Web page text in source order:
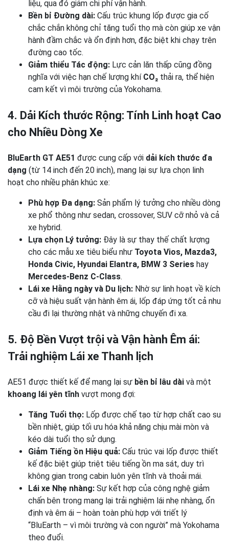
liệu, qua đó giảm chi phí vận hành.
Bền bỉ Đường dài: Cấu trúc khung lốp được gia cố
chắc chắn không chỉ tăng tuổi thọ mà còn giúp xe vận
hành đầm chắc và ổn định hơn, đặc biệt khi chạy trên
đường cao tốc.
Giảm thiểu Tác động: Lực cản lăn thấp cũng đồng
nghĩa với việc hạn chế lượng khí CO₂ thải ra, thể hiện
cam kết vì môi trường của Yokohama.
4. Dải Kích thước Rộng: Tính Linh hoạt Cao
cho Nhiều Dòng Xe
BluEarth GT AE51 được cung cấp với dải kích thước đa
dạng (từ 14 inch đến 20 inch), mang lại sự lựa chọn linh
hoạt cho nhiều phân khúc xe:
Phù hợp Đa dạng: Sản phẩm lý tưởng cho nhiều dòng
xe phổ thông như sedan, crossover, SUV cỡ nhỏ và cả
xe hybrid.
Lựa chọn Lý tưởng: Đây là sự thay thế chất lượng
cho các mẫu xe tiêu biểu như Toyota Vios, Mazda3,
Honda Civic, Hyundai Elantra, BMW 3 Series hay
Mercedes-Benz C-Class.
Lái xe Hằng ngày và Du lịch: Nhờ sự linh hoạt về kích
cỡ và hiệu suất vận hành êm ái, lốp đáp ứng tốt cả nhu
cầu đi lại thường nhật và những chuyến đi xa.
5. Độ Bền Vượt trội và Vận hành Êm ái:
Trải nghiệm Lái xe Thanh lịch
AE51 được thiết kế để mang lại sự bền bỉ lâu dài và một
khoang lái yên tĩnh vượt mong đợi:
Tăng Tuổi thọ: Lốp được chế tạo từ hợp chất cao su
bền nhiệt, giúp tối ưu hóa khả năng chịu mài mòn và
kéo dài tuổi thọ sử dụng.
Giảm Tiếng ồn Hiệu quả: Cấu trúc vai lốp được thiết
kế đặc biệt giúp triệt tiêu tiếng ồn ma sát, duy trì
không gian trong cabin luôn yên tĩnh và thoải mái.
Lái xe Nhẹ nhàng: Sự kết hợp của công nghệ giảm
chấn bên trong mang lại trải nghiệm lái nhẹ nhàng, ổn
định và êm ái – hoàn toàn phù hợp với triết lý
“BluEarth – vì môi trường và con người” mà Yokohama
theo đuổi.